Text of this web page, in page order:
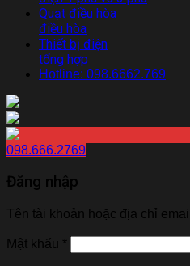
Quạt điều hòa
điều hòa
Thiết bị điện
tổng hợp
Hotline: 098.6662.769
098.666.2769
Đăng nhập
Tên tài khoản hoặc địa chỉ email
Mật khẩu *